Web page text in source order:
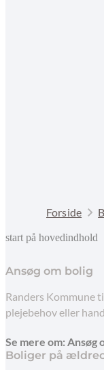
Forside
start på hovedindhold
Ansøg om bolig
Randers Kommune
plejebehov eller
Se mere om: Ansøg
Boliger på